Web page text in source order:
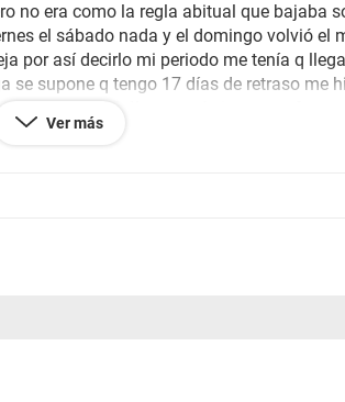
no era como la regla abitual que bajaba
el sábado nada y el domingo volvió el
por así decirlo mi periodo me tenía q
se supone q tengo 17 días de retraso me
otra prueba de embarazo
Ver más